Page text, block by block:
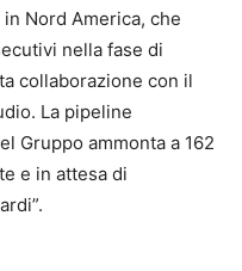
Nord America, che
nella fase di
collaborazione con il
La pipeline
Gruppo ammonta a 162
e in attesa di